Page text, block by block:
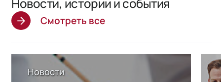
Новости, истории и события
Смотреть все
Новости